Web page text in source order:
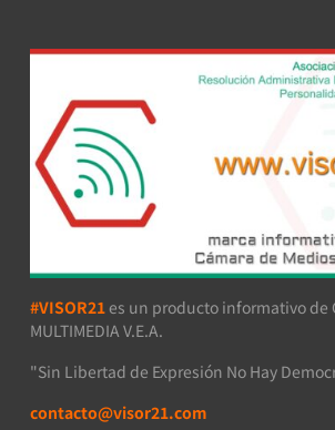
#VISOR21 es un producto informativo de
MULTIMEDIA V.E.A.
"Sin Libertad de Expresión No Hay
contacto@visor21.com